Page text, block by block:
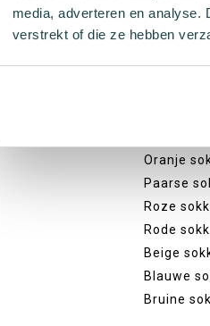
media, adverteren en analyse.
verstrekt of die ze hebben
Veel
Witte
Zwarte
Oranje
Paarse
Roze
Rode
Beige
Blauwe
Bruine